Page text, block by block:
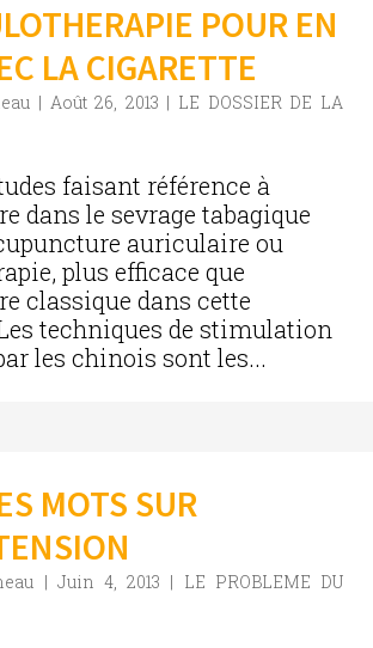
POUR EN
LA CIGARETTE
| Août 26, 2013 | LE DOSSIER DE LA
faisant référence à
dans le sevrage tabagique
auriculaire ou
plus efficace que
classique dans cette
techniques de stimulation
les chinois sont les...
MOTS SUR
| Juin 4, 2013 | LE PROBLEME DU